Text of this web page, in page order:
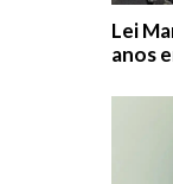
Lei
anos